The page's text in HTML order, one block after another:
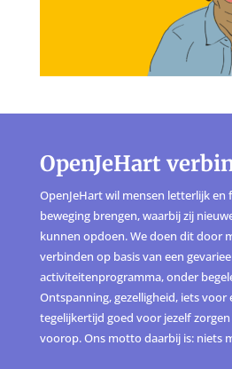
OpenJeHart
OpenJeHart wil mensen letterlijk en
beweging brengen, waarbij zij
kunnen opdoen. We doen dit door
verbinden op basis van een
activiteitenprogramma, onder
Ontspanning, gezelligheid, iets voor
tegelijkertijd goed voor jezelf
voorop. Ons motto daarbij is: niets